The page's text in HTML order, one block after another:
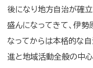
後になり地方自治が確
盛んになってきて、伊
なってからは本格的な
進と地域活動全般の中